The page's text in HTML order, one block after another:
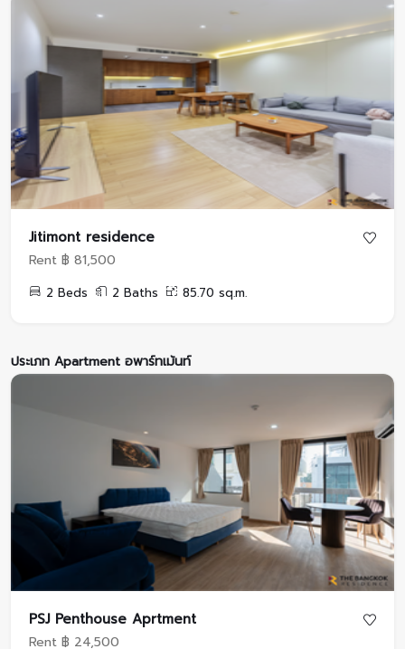
Jitimont residence
Rent ฿ 81,500
2 Beds 2 Baths 85.70 sq.m.
ประเภท Apartment อพาร์ทเม้นท์
PSJ Penthouse Aprtment
Rent ฿ 24,500